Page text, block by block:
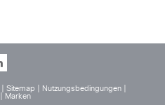
Sitemap Nutzungsbedingungen
Marken